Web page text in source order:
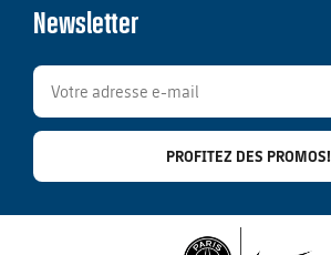
Newsletter
PROFITEZ DES PROMOS!